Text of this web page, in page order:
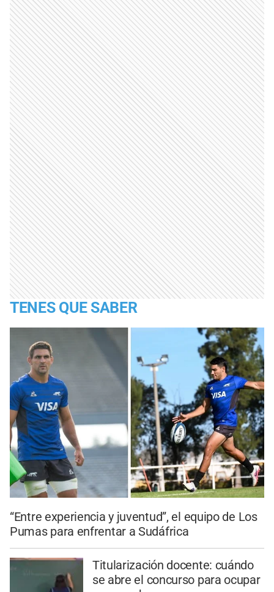
TENES QUE SABER
“Entre experiencia y juventud”, el equipo de Los
Pumas para enfrentar a Sudáfrica
Titularización docente: cuándo
se abre el concurso para ocupar